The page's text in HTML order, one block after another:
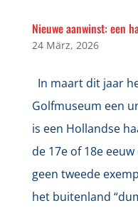
Nieuwe aanwinst: een
24 März, 2026
In maart dit jaar
Golfmuseum een
is een Hollandse
de 17e of 18e
geen tweede
het buitenland